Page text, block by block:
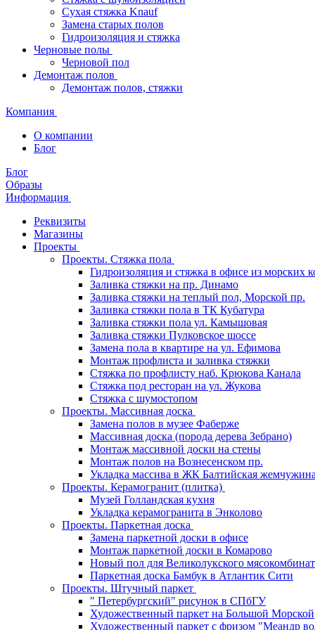
Сухая стяжка Knauf
Замена старых полов
Гидроизоляция и стяжка
Черновые полы
Черновой пол
Демонтаж полов
Демонтаж полов, стяжки
Компания
О компании
Блог
Блог
Образы
Информация
Реквизиты
Магазины
Проекты
Проекты. Стяжка пола
Гидроизоляция и стяжка в офисе из морских
Заливка стяжки на пр. Динамо
Заливка стяжки на теплый пол, Морской пр.
Заливка стяжки пола в ТК Кубатура
Заливка стяжки пола ул. Камышовая
Заливка стяжки Пулковское шоссе
Замена пола в квартире на ул. Ефимова
Монтаж профлиста и заливка стяжки
Стяжка по профлисту наб. Крюкова Канала
Стяжка под ресторан на ул. Жукова
Стяжка с шумостопом
Проекты. Массивная доска
Замена полов в музее Фаберже
Массивная доска (порода дерева Зебрано)
Монтаж массивной доски на стены
Монтаж полов на Вознесенском пр.
Укладка массива в ЖК Балтийская жемчужина
Проекты. Керамогранит (плитка)
Музей Голландская кухня
Укладка керамогранита в Энколово
Проекты. Паркетная доска
Замена паркетной доски в офисе
Монтаж паркетной доски в Комарово
Новый пол для Великолукского
Паркетная доска Бамбук в Атлантик Сити
Проекты. Штучный паркет
" Петербургский" рисунок в СПбГУ
Художественный паркет на Большой Морской
Художественный паркет с фризом "Меандр